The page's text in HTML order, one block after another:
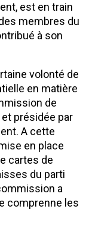
est en train
membres du
à son
volonté de
en matière
de
présidée par
A cette
en place
cartes de
du parti
a
comprenne les